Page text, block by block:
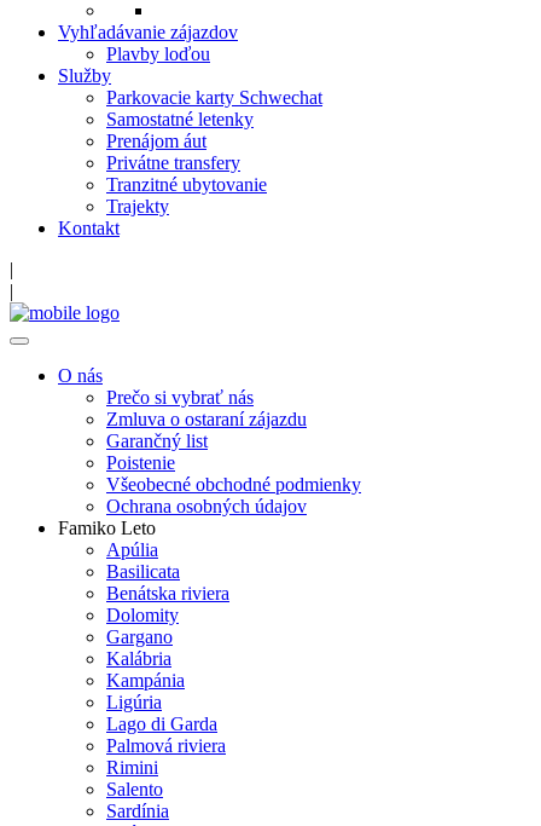
Vyhľadávanie zájazdov
Plavby loďou
Služby
Parkovacie karty Schwechat
Samostatné letenky
Prenájom áut
Privátne transfery
Tranzitné ubytovanie
Trajekty
Kontakt
|
|
O nás
Prečo si vybrať nás
Zmluva o ostaraní zájazdu
Garančný list
Poistenie
Všeobecné obchodné podmienky
Ochrana osobných údajov
Famiko Leto
Apúlia
Basilicata
Benátska riviera
Dolomity
Gargano
Kalábria
Kampánia
Ligúria
Lago di Garda
Palmová riviera
Rimini
Salento
Sardínia